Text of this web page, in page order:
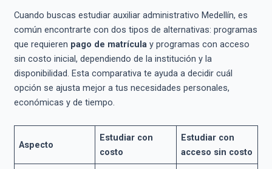
Cuando buscas estudiar auxiliar administrativo Medellín, es
común encontrarte con dos tipos de alternativas: programas
que requieren pago de matrículay programas con acceso
sin costo inicial, dependiendo de la institución y la
disponibilidad. Esta comparativa te ayuda a decidir cuál
opción se ajusta mejor a tus necesidades personales,
económicas y de tiempo.
Aspecto
Estudiar con
costo
Estudiar con
acceso sin costo